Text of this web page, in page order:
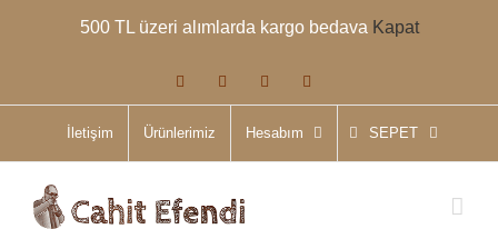
500 TL üzeri alımlarda kargo bedava Kapat
FacebookInstagramWhatsApp
İletişim Ürünlerimiz Hesabım SEPET